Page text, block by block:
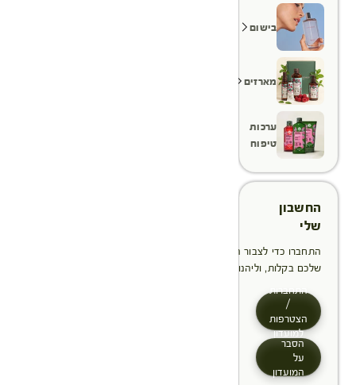
בישום
מארזים
ערכות
טיפוח
החשבון
שלי
התחברו כדי לצבור הטבות, לנהל ולעקוב אחר ההזמנות
שלכם בקלות, וליהנות מתהליך תשלום מהיר יותר
התחברות
/
הצטרפות
למועדון
הסבר
על
המועדון